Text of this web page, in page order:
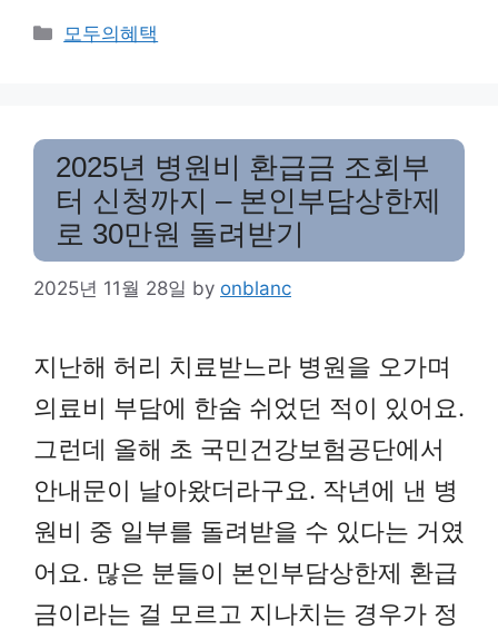
Categories
모두의혜택
2025년 병원비 환급금 조회부
터 신청까지 – 본인부담상한제
로 30만원 돌려받기
2025년 11월 28일 by onblanc
지난해 허리 치료받느라 병원을 오가며
의료비 부담에 한숨 쉬었던 적이 있어요.
그런데 올해 초 국민건강보험공단에서
안내문이 날아왔더라구요. 작년에 낸 병
원비 중 일부를 돌려받을 수 있다는 거였
어요. 많은 분들이 본인부담상한제 환급
금이라는 걸 모르고 지나치는 경우가 정